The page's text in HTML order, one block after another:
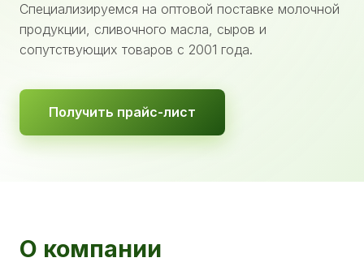
Специализируемся на оптовой поставке молочной
продукции, сливочного масла, сыров и
сопутствующих товаров с 2001 года.
Получить прайс-лист
О компании